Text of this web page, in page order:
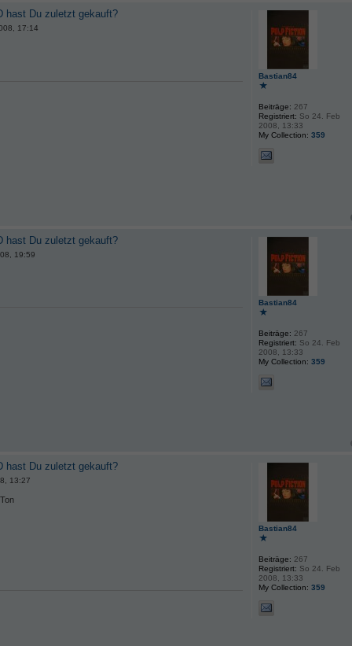
hast Du zuletzt gekauft?
17:14
Bastian84
Beiträge: 267
Registriert: So 24. Feb
2008, 13:33
My Collection: 359
hast Du zuletzt gekauft?
19:59
Bastian84
Beiträge: 267
Registriert: So 24. Feb
2008, 13:33
My Collection: 359
hast Du zuletzt gekauft?
13:27
Bastian84
Beiträge: 267
Registriert: So 24. Feb
2008, 13:33
My Collection: 359